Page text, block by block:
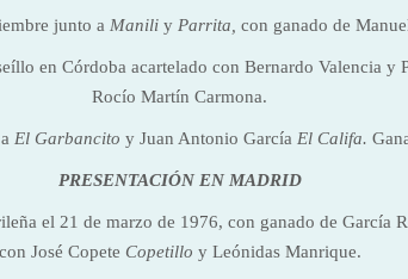
junto a Manili y Parrita, con ganado de
en Córdoba acartelado con Bernardo Valencia y
Rocío Martín Carmona.
El Garbancito y Juan Antonio García El Califa.
PRESENTACIÓN EN MADRID
el 21 de marzo de 1976, con ganado de García
con José Copete Copetillo y Leónidas Manrique.